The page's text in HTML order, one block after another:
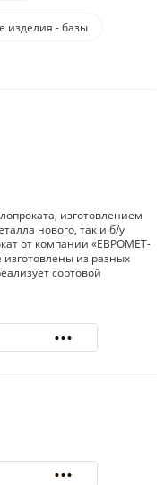
изделия - базы
изготовлением
нового, так и б/у
от компании «ЕВРОМЕТ-
из разных
сортовой